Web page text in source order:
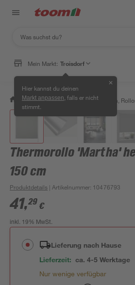
Mein Markt: Troisdorf
Hier kannst du deinen
Markt anpassen , falls er nicht
stimmt.
✕
/ Wohnen & Haushalt / Jalousien,
Thermorollo 'Martha'
150 cm
Produktdetails | Artikelnummer: 10476793
41,29 €
inkl. 19% MwSt.
Lieferung nach Hause
Lieferzeit: ca. 4-5 Werktage
Nur wenige verfügbar